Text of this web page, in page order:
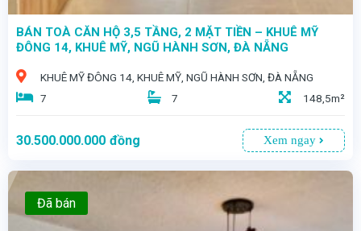
BÁN TOÀ CĂN HỘ 3,5 TẦNG, 2 MẶT TIỀN – KHUÊ MỸ
ĐÔNG 14, KHUÊ MỸ, NGŨ HÀNH SƠN, ĐÀ NẴNG
KHUÊ MỸ ĐÔNG 14, KHUÊ MỸ, NGŨ HÀNH SƠN, ĐÀ NẴNG
7
7 148,5m²
30.500.000.000 đồng Xem ngay
Đã bán